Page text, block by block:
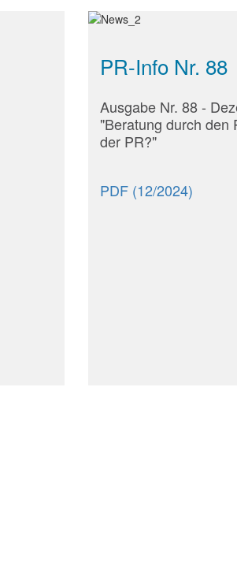
PR-Info Nr. 88
Ausgabe Nr. 88 -
"Beratung durch den
der PR?"
PDF (12/2024)